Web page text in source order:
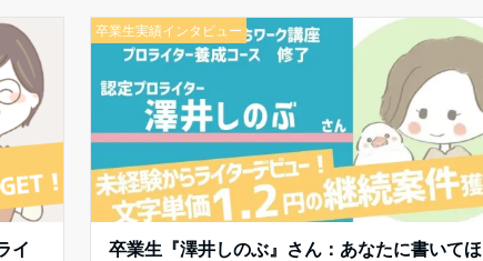
イ
卒業生実績インタビュー
卒業生『澤井しのぶ』さん：あなたに書いてほ